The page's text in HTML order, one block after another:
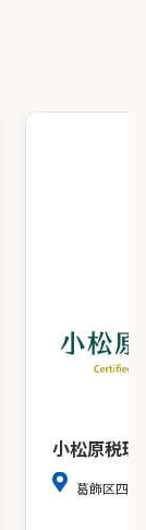
小松原税理
葛飾区四つ